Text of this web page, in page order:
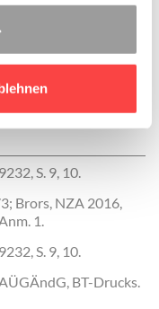
nach § 9 AÜG
zum Wegfall der
von Verleiher und
S. 9, 10.
Brors, NZA 2016,
1.
S. 9, 10.
BT-Drucks.